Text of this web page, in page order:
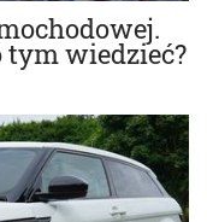
tym wiedzieć?